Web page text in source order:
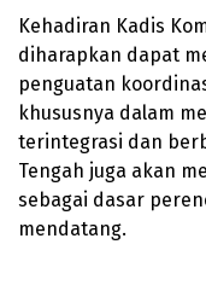
Kehadiran Kadis
diharapkan dapat
penguatan
khususnya dalam
terintegrasi dan
Tengah juga akan
sebagai dasar
mendatang.